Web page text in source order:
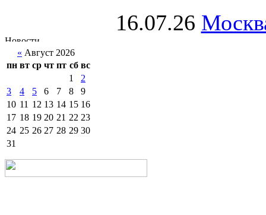
16.07.26
« Август 2026
пн вт ср чт пт сб вс
1
2
3
4 5 6 7 8
9
10 11 12 13 14 15 16
17 18 19 20 21 22 23
24 25 26 27 28 29 30
31